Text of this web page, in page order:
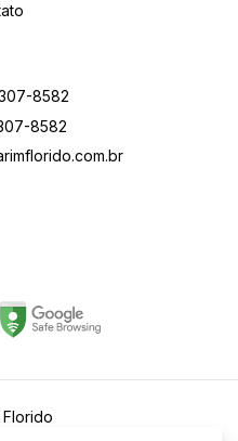
8582
8582
Florido